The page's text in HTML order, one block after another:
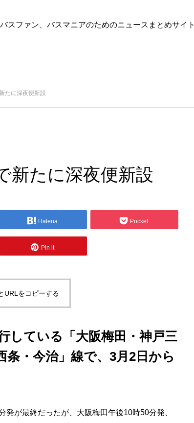
バスファン、バスマニアのためのニュースまとめサイト
たに深夜便新設
新たに深夜便新設
Hatena Pocket
Pin it
URLをコピーする
している「大阪梅田・神戸三
条・今治」線で、3月2日から
が最終だったが、大阪梅田午後10時50分発、